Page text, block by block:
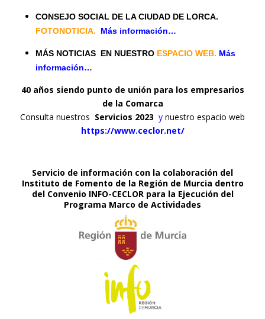
CONSEJO SOCIAL DE LA CIUDAD DE LORCA.
FOTONOTICIA.
Más información…
MÁS NOTICIAS EN NUESTRO ESPACIO WEB. Más
información…
40 años siendo punto de unión para los empresarios
de la Comarca
Consulta nuestros Servicios 2023 y nuestro espacio web
https://www.ceclor.net/
Servicio de información con la colaboración del
Instituto de Fomento de la Región de Murcia dentro
del Convenio INFO-CECLOR para la Ejecución del
Programa Marco de Actividades